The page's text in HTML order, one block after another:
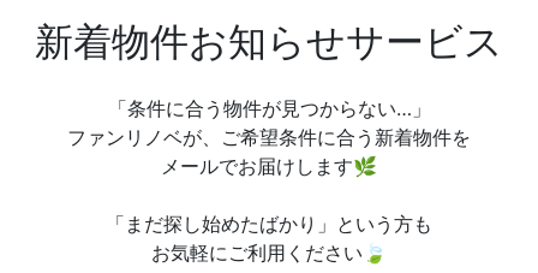
新着物件お知らせサービス
「条件に合う物件が見つからない…」
ファンリノベが、ご希望条件に合う新着物件を
メールでお届けします🌿
「まだ探し始めたばかり」という方も
お気軽にご利用ください🍃